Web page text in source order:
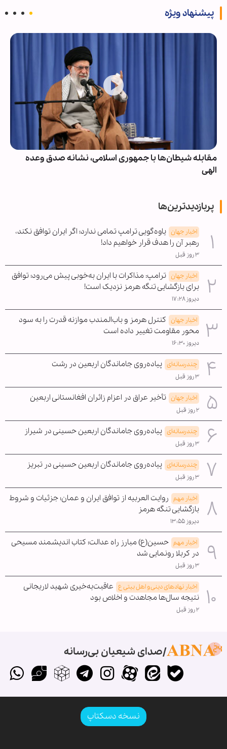
پیشنهاد ویژه
مقابله شیطان‌ها با جمهوری اسلامی، نشانه صدق وعده
الهی
پربازدیدترین‌ها
اخبار جهان یاوه‌گویی ترامپ تمامی ندارد؛ اگر ایران توافق نکند،
رهبر آن را هدف قرار خواهیم داد!
۳ روز قبل
اخبار جهان ترامپ: مذاکرات با ایران به‌خوبی پیش می‌رود؛ توافق
برای بازگشایی تنگه هرمز نزدیک است!
دیروز ۱۷:۲۸
اخبار جهان کنترل هرمز و باب‌المندب موازنه قدرت را به سود
محور مقاومت تغییر داده است
دیروز ۱۶:۳۰
چندرسانه‌ای پیاده‌روی جاماندگان اربعین در رشت
۳ روز قبل
اخبار جهان تأخیر عراق در اعزام زائران افغانستانی اربعین
۲ روز قبل
چندرسانه‌ای پیاده‌روی جاماندگان اربعین حسینی در شیراز
۳ روز قبل
چندرسانه‌ای پیاده‌روی جاماندگان اربعین حسینی در تبریز
۳ روز قبل
اخبار مهم روایت العربیه از توافق ایران و عمان؛ جزئیات و شروط
بازگشایی تنگه هرمز
دیروز ۱۳:۵۵
اخبار مهم حسین(ع) مبارز راه عدالت؛ کتاب اندیشمند مسیحی
در کربلا رونمایی شد
۳ روز قبل
اخبار نهادهای دینی و اهل بیتی ع عاقبت‌به‌خیری شهید لاریجانی
نتیجه سال‌ها مجاهدت و اخلاص بود
۲ روز قبل
صدای شیعیان بی‌رسانه
نسخه دسکتاپ